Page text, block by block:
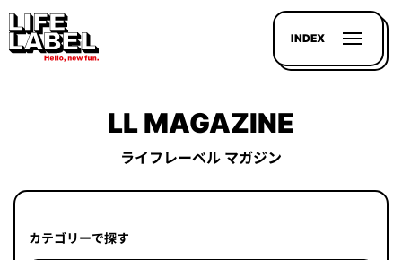
INDEX
LL MAGAZINE
ライフレーベル マガジン
カテゴリーで探す